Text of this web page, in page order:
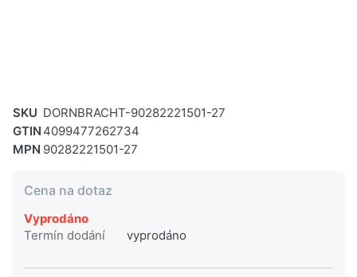
SKU DORNBRACHT-90282221501-27
GTIN 4099477262734
MPN 90282221501-27
Cena na dotaz
Vyprodáno
Termín dodání
vyprodáno